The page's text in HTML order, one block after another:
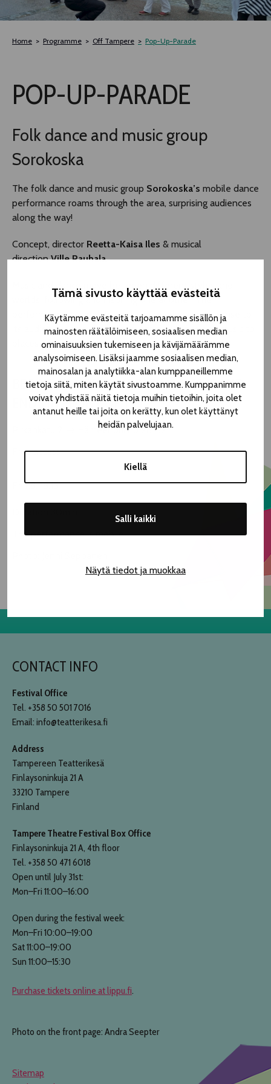
Tämä sivusto käyttää evästeitä
Käytämme evästeitä tarjoamamme sisällön ja
mainosten räätälöimiseen, sosiaalisen median
ominaisuuksien tukemiseen ja kävijämäärämme
analysoimiseen. Lisäksi jaamme sosiaalisen median,
mainosalan ja analytiikka-alan kumppaneillemme
tietoja siitä, miten käytät sivustoamme. Kumppanimme
voivat yhdistää näitä tietoja muihin tietoihin, joita olet
antanut heille tai joita on kerätty, kun olet käyttänyt
heidän palvelujaan.
Kiellä
Salli kaikki
Näytä tiedot ja muokkaa
TLAB
NOCTURNAL HAPPENING
SEMINARS, MEETINGS AND MORE
Home Programme Off Tampere Pop-Up-Parade
POP-UP-PARADE
Folk dance and music group
Sorokoska
The folk dance and music group Sorokoska’s mobile dance
performance roams through the area, surprising audiences
along the way!
Concept, director Reetta-Kaisa Iles & musical
directionVille Rauhala.
Music and dance move between different styles and
worlds, following and inspiring one another. The
performance is a mobile work that evolves in response to
its audience and surroundings, bringing dance and music to
places where they are not often seen or heard.
BEGINS AT METSO LIBRARY KLO 18.15 AND
ENDS IN FRONT OF TTT.
Pirkankatu 2 → Hämeenpuisto 28-32
Free access
Fri 7.8. 18.15
The performance is mobile.
CONTACT INFO
Festival Office
Tel. +358 50 501 7016
Email: info@teatterikesa.fi
Address
Tampereen Teatterikesä
Finlaysoninkuja 21 A
33210 Tampere
Finland
Tampere Theatre Festival Box Office
Finlaysoninkuja 21 A, 4th floor
Tel. +358 50 471 6018
Open until July 31st:
Mon–Fri 11:00–16:00
Open during the festival week:
Mon–Fri 10:00–19:00
Sat 11:00–19:00
Sun 11:00–15:30
Purchase tickets online at lippu.fi.
Photo on the front page: Andra Seepter
Sitemap